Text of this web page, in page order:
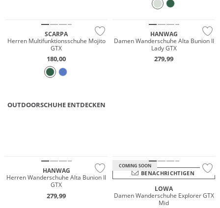
SCARPA
Herren Multifunktionsschuhe Mojito
GTX
180,00
HANWAG
Damen Wanderschuhe Alta Bunion II
Lady GTX
279,99
OUTDOORSCHUHE ENTDECKEN
HANWAG
Herren Wanderschuhe Alta Bunion II
GTX
279,99
COMING SOON
BENACHRICHTIGEN
LOWA
Damen Wanderschuhe Explorer GTX
Mid